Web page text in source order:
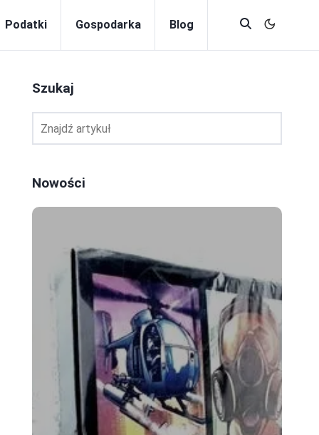
Podatki Gospodarka Blog
Szukaj
Nowości